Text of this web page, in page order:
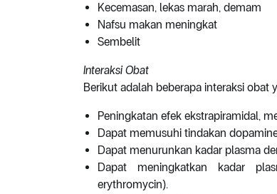
Kecemasan, lekas marah, demam
Nafsu makan meningkat
Sembelit
Interaksi Obat
Berikut adalah beberapa interaksi
Peningkatan efek ekstrapiramidal,
Dapat memusuhi tindakan
Dapat menurunkan kadar plasma
Dapat meningkatkan kadar
erythromycin).